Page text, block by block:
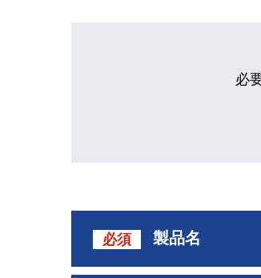
必
必須 製品名